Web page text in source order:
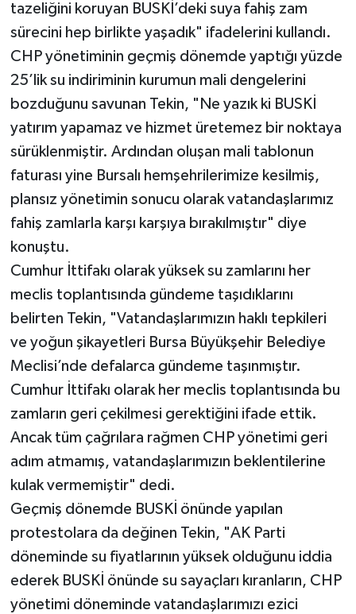
tazeliğini koruyan BUSKİ’deki suya fahiş zam
sürecini hep birlikte yaşadık" ifadelerini kullandı.
CHP yönetiminin geçmiş dönemde yaptığı yüzde
25’lik su indiriminin kurumun mali dengelerini
bozduğunu savunan Tekin, "Ne yazık ki BUSKİ
yatırım yapamaz ve hizmet üretemez bir noktaya
sürüklenmiştir. Ardından oluşan mali tablonun
faturası yine Bursalı hemşehrilerimize kesilmiş,
plansız yönetimin sonucu olarak vatandaşlarımız
fahiş zamlarla karşı karşıya bırakılmıştır" diye
konuştu.
Cumhur İttifakı olarak yüksek su zamlarını her
meclis toplantısında gündeme taşıdıklarını
belirten Tekin, "Vatandaşlarımızın haklı tepkileri
ve yoğun şikayetleri Bursa Büyükşehir Belediye
Meclisi’nde defalarca gündeme taşınmıştır.
Cumhur İttifakı olarak her meclis toplantısında bu
zamların geri çekilmesi gerektiğini ifade ettik.
Ancak tüm çağrılara rağmen CHP yönetimi geri
adım atmamış, vatandaşlarımızın beklentilerine
kulak vermemiştir" dedi.
Geçmiş dönemde BUSKİ önünde yapılan
protestolara da değinen Tekin, "AK Parti
döneminde su fiyatlarının yüksek olduğunu iddia
ederek BUSKİ önünde su sayaçları kıranların, CHP
yönetimi döneminde vatandaşlarımızı ezici